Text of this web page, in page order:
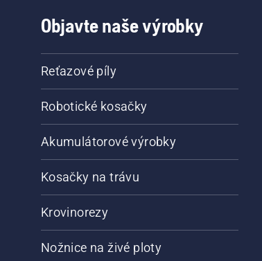
Objavte naše výrobky
Reťazové píly
Robotické kosačky
Akumulátorové výrobky
Kosačky na trávu
Krovinorezy
Nožnice na živé ploty